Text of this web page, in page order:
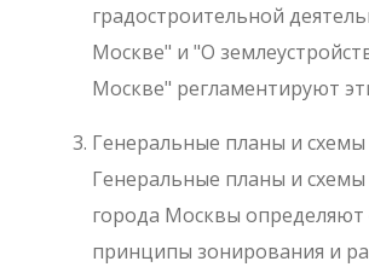
градостроительной
Москве" и "О
Москве" регламентируют
Генеральные планы и
Генеральные планы и схемы
города Москвы
принципы зонирования и